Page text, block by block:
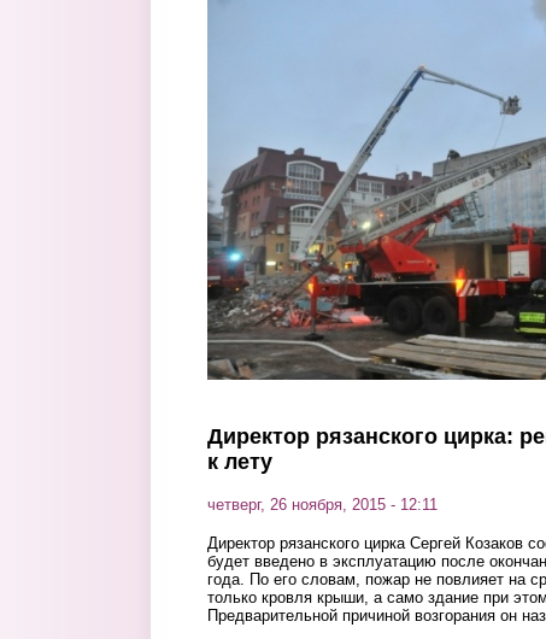
Директор рязанского цирка:
к лету
четверг, 26 ноября, 2015 - 12:11
Директор рязанского цирка Сергей Козаков
будет введено в эксплуатацию после
года. По его словам, пожар не повлияет на
только кровля крыши, а само здание при
Предварительной причиной возгорания он